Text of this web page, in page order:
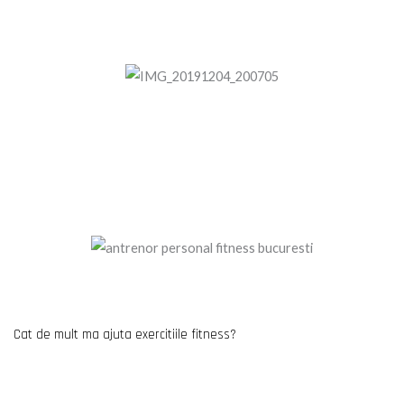
Cat de mult ma ajuta exercitiile fitness?